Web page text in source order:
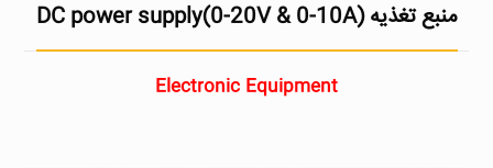
منبع تغذیه DC power supply(0-20V & 0-10A)
Electronic Equipment